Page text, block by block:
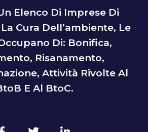
Elenco Di Imprese Di
Cura Dell’ambiente, Le
Di: Bonifica,
Risanamento,
Attività Rivolte Al
E Al BtoC.